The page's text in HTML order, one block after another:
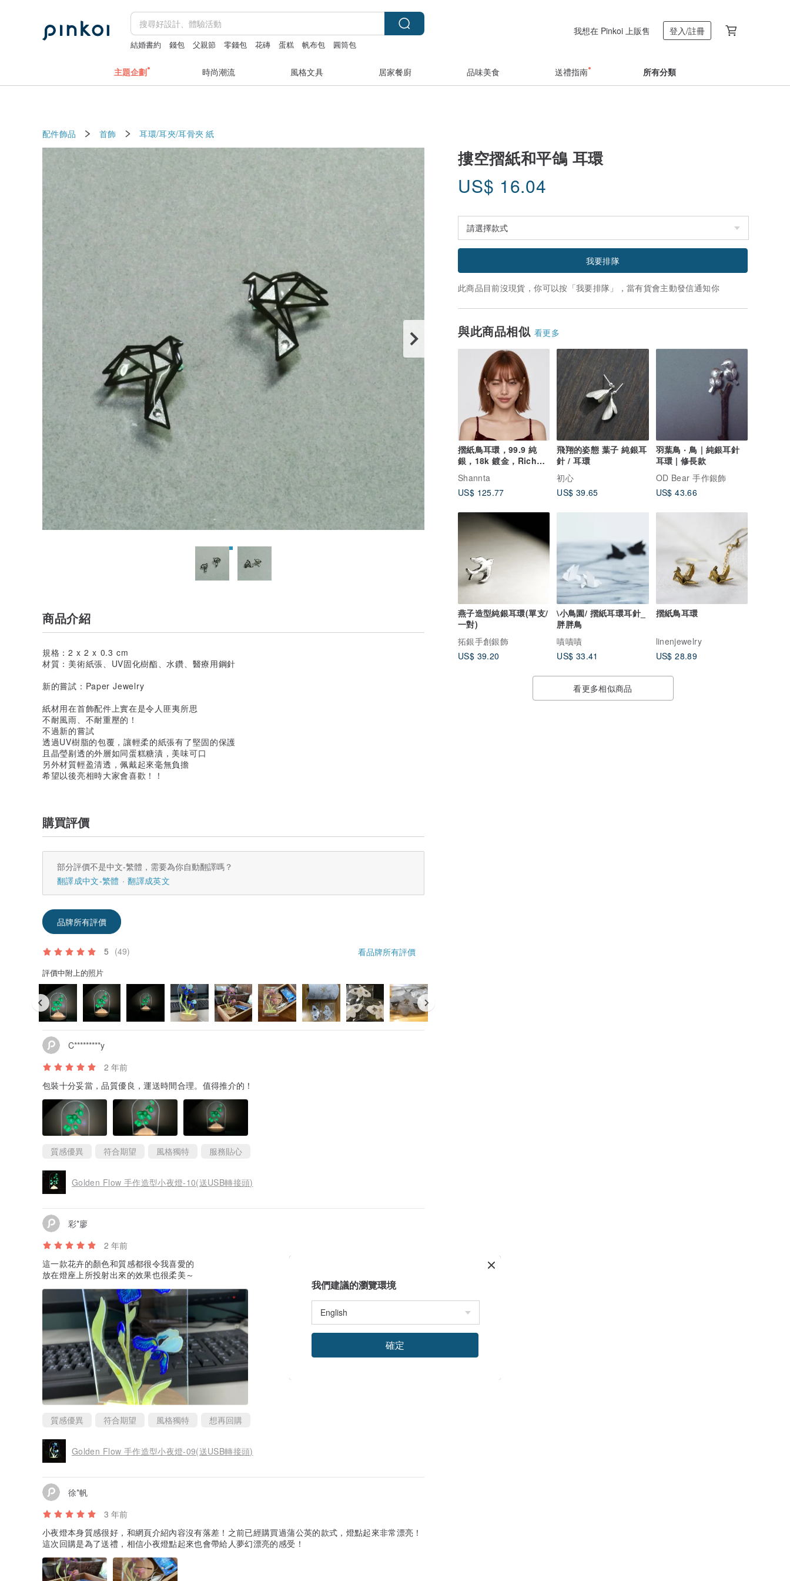
結婚書約 錢包 父親節 零錢包 花磚 蛋糕 帆布包 圓筒包
我想在 Pinkoi 上販售 登入/註冊
主題企劃 時尚潮流 風格文具 居家餐廚 品味美食 送禮指南 所有分類
配件飾品 首飾 耳環/耳夾/耳骨夾 紙
摟空摺紙和平鴿 耳環
US$ 16.04
我要排隊
此商品目前沒現貨，你可以按「我要排隊」，當有貨會主動發信通知你
與此商品相似 看更多
摺紙鳥耳環，99.9 純
銀，18k 鍍金，Rich
Gold 色澤
Shannta
US$ 125.77
飛翔的姿態 葉子 純銀耳
針 / 耳環
初心
US$ 39.65
羽葉鳥 ‧ 鳥 | 純銀耳針
耳環 | 修長款
OD Bear 手作銀飾
US$ 43.66
燕子造型純銀耳環(單支/
一對)
拓銀手創銀飾
US$ 39.20
\小鳥園/ 摺紙耳環耳針_
胖胖鳥
嘖嘖嘖
US$ 33.41
摺紙鳥耳環
linenjewelry
US$ 28.89
看更多相似商品
商品介紹
規格：2 x 2 x 0.3 cm
材質：美術紙張、UV固化樹酯、水鑽、醫療用鋼針
新的嘗試：Paper Jewelry
紙材用在首飾配件上實在是令人匪夷所思
不耐風雨、不耐重壓的！
不過新的嘗試
透過UV樹脂的包覆，讓輕柔的紙張有了堅固的保護
且晶瑩剔透的外層如同蛋糕糖漬，美味可口
另外材質輕盈清透，佩戴起來毫無負擔
希望以後亮相時大家會喜歡！！
購買評價
部分評價不是中文-繁體，需要為你自動翻譯嗎？
翻譯成中文-繁體
翻譯成英文
品牌所有評價
5 (49) 看品牌所有評價
評價中附上的照片
C*********y
2 年前
包裝十分妥當，品質優良，運送時間合理。值得推介的！
質感優異 符合期望 風格獨特 服務貼心
Golden Flow 手作造型小夜燈-10(送USB轉接頭)
彩*廖
2 年前
這一款花卉的顏色和質感都很令我喜愛的
放在燈座上所投射出來的效果也很柔美～
質感優異 符合期望 風格獨特 想再回購
Golden Flow 手作造型小夜燈-09(送USB轉接頭)
徐*帆
3 年前
小夜燈本身質感很好，和網頁介紹內容沒有落差！之前已經購買過蒲公英的款式，燈點起來非常漂亮！
這次回購是為了送禮，相信小夜燈點起來也會帶給人夢幻漂亮的感受！
我們建議的瀏覽環境
確定